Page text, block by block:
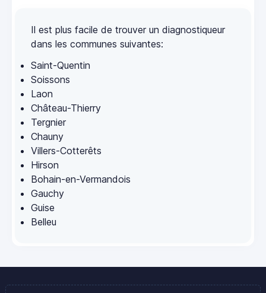
Il est plus facile de trouver un diagnostiqueur
dans les communes suivantes:
Saint-Quentin
Soissons
Laon
Château-Thierry
Tergnier
Chauny
Villers-Cotterêts
Hirson
Bohain-en-Vermandois
Gauchy
Guise
Belleu